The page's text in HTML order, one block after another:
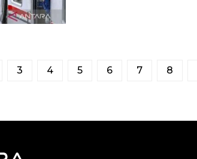
3 4 5 6 7 8